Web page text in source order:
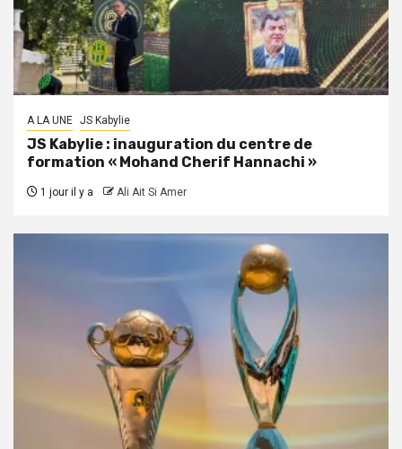
A LA UNE JS Kabylie
JS Kabylie : inauguration du centre de
formation « Mohand Cherif Hannachi »
1 jour il y a Ali Ait Si Amer